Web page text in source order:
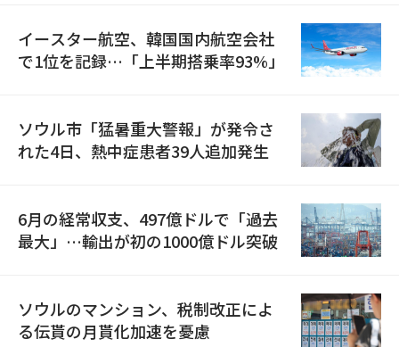
イースター航空、韓国国内航空会社
で1位を記録…「上半期搭乗率93%」
ソウル市「猛暑重大警報」が発令さ
れた4日、熱中症患者39人追加発生
6月の経常収支、497億ドルで「過去
最大」…輸出が初の1000億ドル突破
ソウルのマンション、税制改正によ
る伝貰の月貰化加速を憂慮